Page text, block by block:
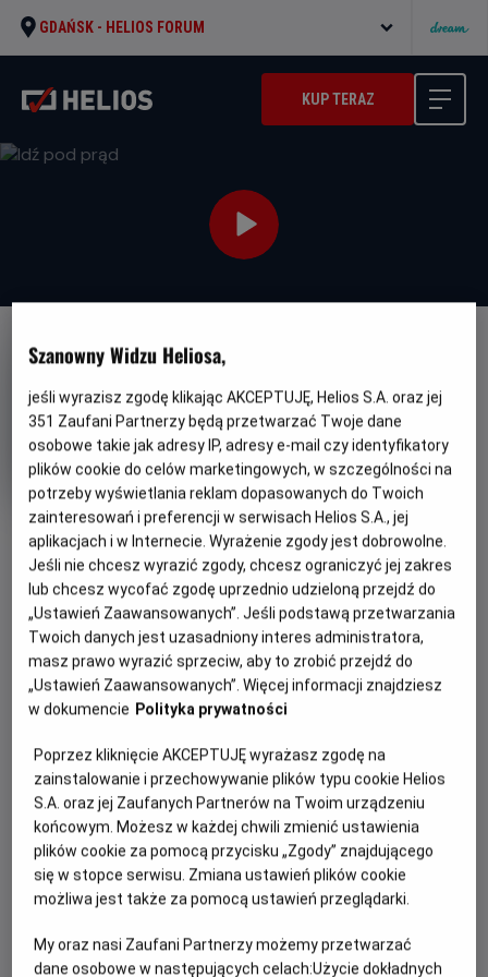
GDAŃSK - HELIOS FORUM
KUP TERAZ
FILM POLSKI
OBSERWUJ
Idź pod prąd
Oryginalny
tytuł
Idź pod prąd Gatunek
Muzyczny / Dramat /
Biograficzny
Minimalny
wiek
Od 13 lat
Czas
trwania
97 min
Kraj
i
rok
produkcji
Polska
PREMIERA
27 września 2024
REŻYSERIA
Wiesław Paluch
SCENARIUSZ
Doman Nowakowski,
OBSADA
Ignacy Liss, Maciej Piotrowski, Igor Paszczyk
WIĘCEJ SZCZEGÓŁÓW
OPIS FILMU
Dolnych, na czele z charyzmatycznym i
niezdyscyplinowanym uczniem ustrzyckiej zawodówki,
Siczką, postanowiło zostać punkami i grać punk rocka.
Zainspirowali się usłyszanym w zagranicznej radiostacji
zespołem Sex Pistols i nową kulturą „punk”. Na początek
wysyłają do Radia Wolna Europa list z prośbą o więcej
„muzyki wolnych ludzi” na antenie. Ku ich zdumieniu list
zostaje odczytany w audycji na żywo, a stacja zaczyna
emitować cotygodniowy program dotyczący muzyki punk.
Szanowny Widzu Heliosa,
jeśli wyrazisz zgodę klikając AKCEPTUJĘ, Helios S.A. oraz jej
351 Zaufani Partnerzy będą przetwarzać Twoje dane
osobowe takie jak adresy IP, adresy e-mail czy identyfikatory
plików cookie do celów marketingowych, w szczególności na
potrzeby wyświetlania reklam dopasowanych do Twoich
zainteresowań i preferencji w serwisach Helios S.A., jej
aplikacjach i w Internecie. Wyrażenie zgody jest dobrowolne.
Jeśli nie chcesz wyrazić zgody, chcesz ograniczyć jej zakres
lub chcesz wycofać zgodę uprzednio udzieloną przejdź do
„Ustawień Zaawansowanych”. Jeśli podstawą przetwarzania
Twoich danych jest uzasadniony interes administratora,
masz prawo wyrazić sprzeciw, aby to zrobić przejdź do
„Ustawień Zaawansowanych”. Więcej informacji znajdziesz
w dokumencie Polityka prywatności
Poprzez kliknięcie AKCEPTUJĘ wyrażasz zgodę na
zainstalowanie i przechowywanie plików typu cookie Helios
S.A. oraz jej Zaufanych Partnerów na Twoim urządzeniu
końcowym. Możesz w każdej chwili zmienić ustawienia
plików cookie za pomocą przycisku „Zgody” znajdującego
się w stopce serwisu. Zmiana ustawień plików cookie
możliwa jest także za pomocą ustawień przeglądarki.
My oraz nasi Zaufani Partnerzy możemy przetwarzać
dane osobowe w następujących celach:Użycie dokładnych